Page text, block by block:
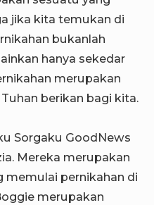
jika kita temukan di
bukanlah
hanya sekedar
merupakan
berikan bagi kita.
Sorgaku GoodNews
Mereka merupakan
memulai pernikahan di
merupakan